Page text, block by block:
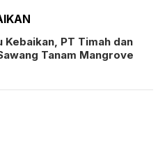
Kebaikan, PT Timah dan
Tanam Mangrove